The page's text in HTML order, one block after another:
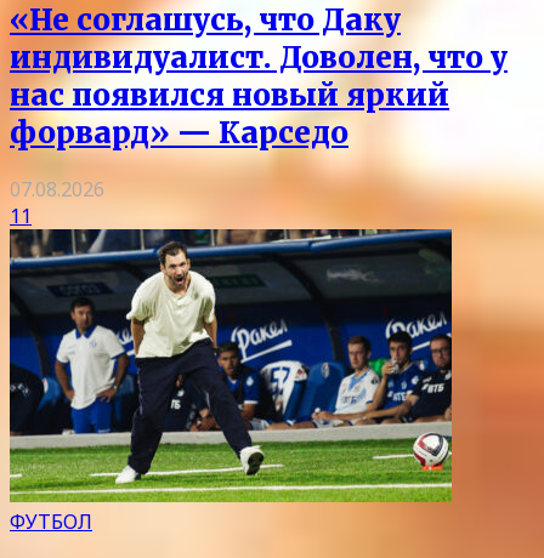
«Не соглашусь, что Даку
индивидуалист. Доволен, что у
нас появился новый яркий
форвард» — Карседо
07.08.2026
11
ФУТБОЛ